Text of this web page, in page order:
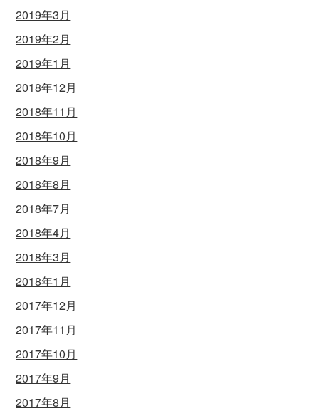
2019年3月
2019年2月
2019年1月
2018年12月
2018年11月
2018年10月
2018年9月
2018年8月
2018年7月
2018年4月
2018年3月
2018年1月
2017年12月
2017年11月
2017年10月
2017年9月
2017年8月